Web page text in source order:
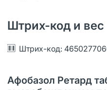
Штрих-код и вес
Штрих-код:
Афобазол Ретард